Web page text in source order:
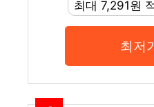
최대 7,291원
최저